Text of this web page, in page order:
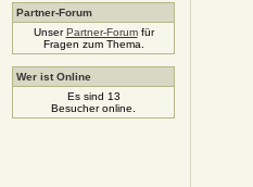
Partner-Forum
UnserPartner-Forumfür
Fragen zum Thema.
Wer ist Online
Es sind 13
Besucher online.